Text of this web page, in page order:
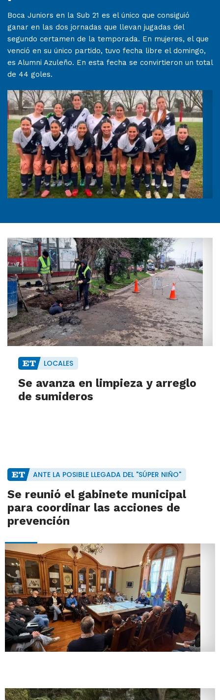
Boca Juniors en la Sub 21 es el único que consiguió
ganar en las dos jornadas que llevan jugadas del
segundo certamen de la temporada. En mujeres, el que
venció en su único partido, tuvo fecha libre el domingo,
es Alumni Azuleño. En esta fecha se convirtieron un total
de 44 goles.
LOCALES
Se avanza en limpieza y arreglo
de sumideros
ANTE LA POSIBLE LLEGADA DEL "SÚPER NIÑO"
Se reunió el gabinete municipal
para coordinar las acciones de
prevención